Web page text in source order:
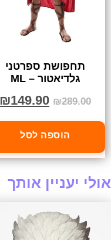
תחפושת ספרטני
גלדיאטור – ML
₪289.00
₪149.90
הוספה לסל
אולי יעניין אותך